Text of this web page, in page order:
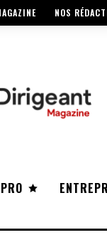
NOS